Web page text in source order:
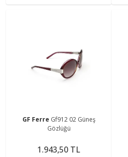
GF Ferre Gf912 02 Güneş
Gözlüğü
1.943,50 TL